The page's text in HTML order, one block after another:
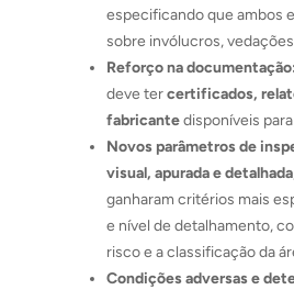
especificando que ambos
sobre invólucros,
Reforço na documentação:
deve tercertificados,
fabricantedisponíveis
Novos parâmetros de
visual, apurada e detalhada
ganharam critérios mais
e nível de detalhamento,
risco e a classificação da
Condições adversas e